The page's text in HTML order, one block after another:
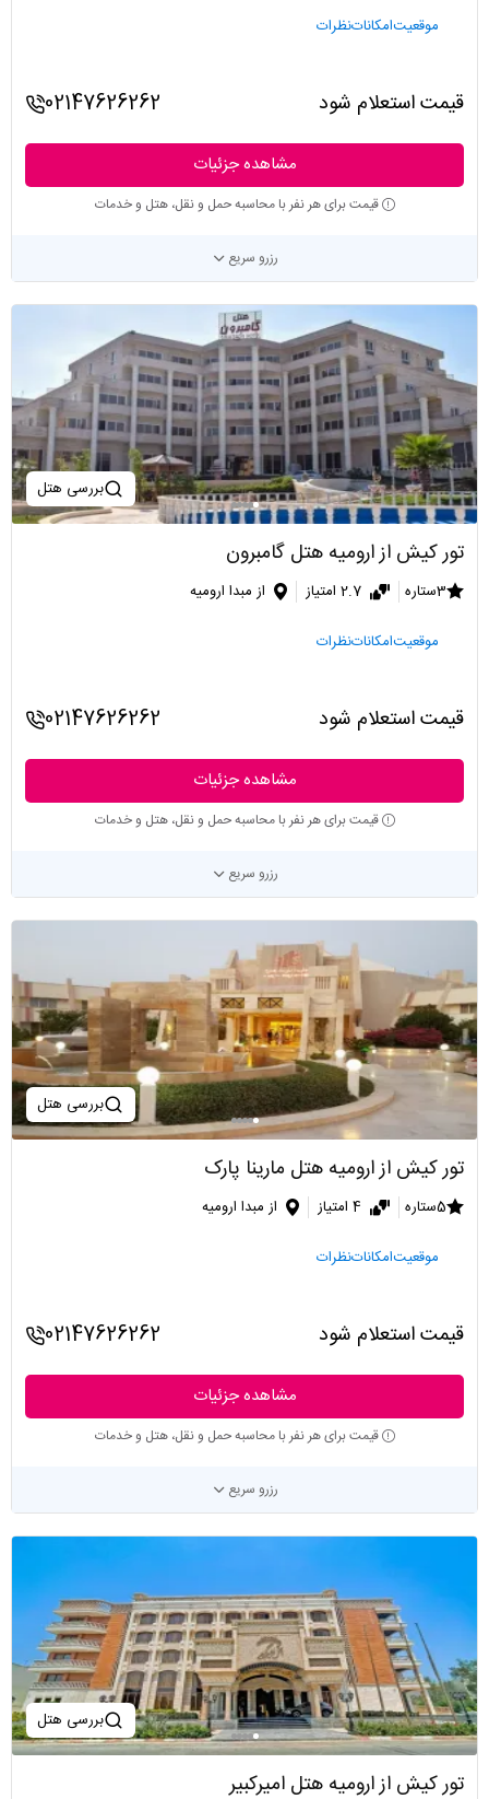
موقعیتامکاناتنظرات
قیمت استعلام شود 02147626262
مشاهده جزئیات
قیمت برای هر نفر با محاسبه حمل و نقل، هتل و خدمات
رزرو سریع
بررسی هتل
تور کیش از ارومیه هتل گامبرون
3ستاره 2.7 امتیاز از مبدا ارومیه
موقعیتامکاناتنظرات
قیمت استعلام شود 02147626262
مشاهده جزئیات
قیمت برای هر نفر با محاسبه حمل و نقل، هتل و خدمات
رزرو سریع
بررسی هتل
تور کیش از ارومیه هتل مارینا پارک
5ستاره 4 امتیاز از مبدا ارومیه
موقعیتامکاناتنظرات
قیمت استعلام شود 02147626262
مشاهده جزئیات
قیمت برای هر نفر با محاسبه حمل و نقل، هتل و خدمات
رزرو سریع
بررسی هتل
تور کیش از ارومیه هتل امیرکبیر